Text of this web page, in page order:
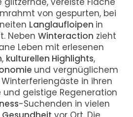
von gespurten, bei
Langlaufloipen in
Neben Winteraction zieht
Leben mit erlesenen
, kulturellen Highlights,
und vergnüglichem
in ihren
und geistige Regeneration
-Suchenden in vielen